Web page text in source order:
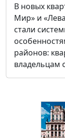
В новых
Мир» и
стали
районов:
владельцам